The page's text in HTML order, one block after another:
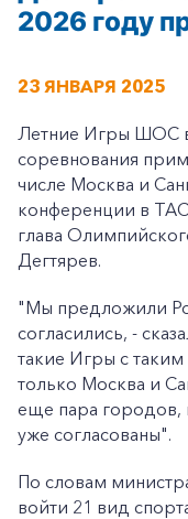
2026 году
23 ЯНВАРЯ 2025
Летние Игры ШОС в
соревнования
числе Москва и
конференции в
глава
Дегтярев.
"Мы предложили
согласились, -
такие Игры с таким
только Москва и
еще пара городов,
уже согласованы".
По словам
войти 21 вид